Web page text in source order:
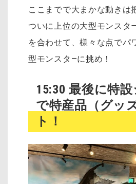
ここまでで大まかな動きは
ついに上位の大型モンスタ
を合わせて、様々な点でパ
型モンスタ―に挑め！
15:30 最後に特
で特産品（グッ
ト！